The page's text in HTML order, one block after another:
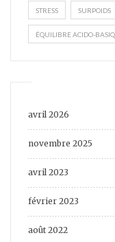
STRESS SURPOIDS
ÉQUILIBRE ACIDO-
avril 2026
novembre 2025
avril 2023
février 2023
août 2022